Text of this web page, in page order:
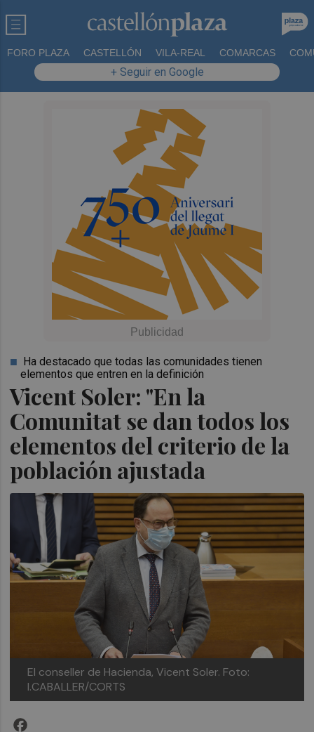
FORO PLAZA CASTELLÓN VILA-REAL COMARCAS
+ Seguir en Google
Vicent Soler: "En la
Comunitat se dan todos los
elementos del criterio de la
población ajustada
Ha destacado que todas las comunidades tienen
elementos que entren en la definición
El conseller de Hacienda, Vicent Soler. Foto:
I.CABALLER/CORTS